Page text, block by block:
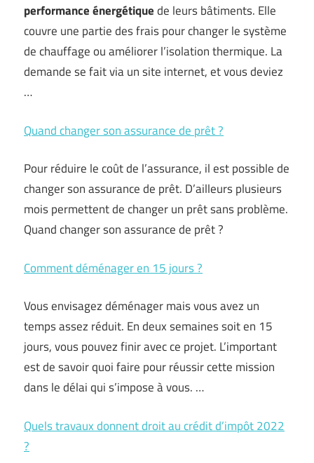
performance énergétiquede leurs bâtiments. Elle
couvre une partie des frais pour changer le système
de chauffage ou améliorer l’isolation thermique. La
demande se fait via un site internet, et vous deviez
…
Quand changer son assurance de prêt ?
Pour réduire le coût de l’assurance, il est possible de
changer son assurance de prêt. D’ailleurs plusieurs
mois permettent de changer un prêt sans problème.
Quand changer son assurance de prêt ?
Comment déménager en 15 jours ?
Vous envisagez déménager mais vous avez un
temps assez réduit. En deux semaines soit en 15
jours, vous pouvez finir avec ce projet. L’important
est de savoir quoi faire pour réussir cette mission
dans le délai qui s’impose à vous. …
Quels travaux donnent droit au crédit d’impôt 2022
?